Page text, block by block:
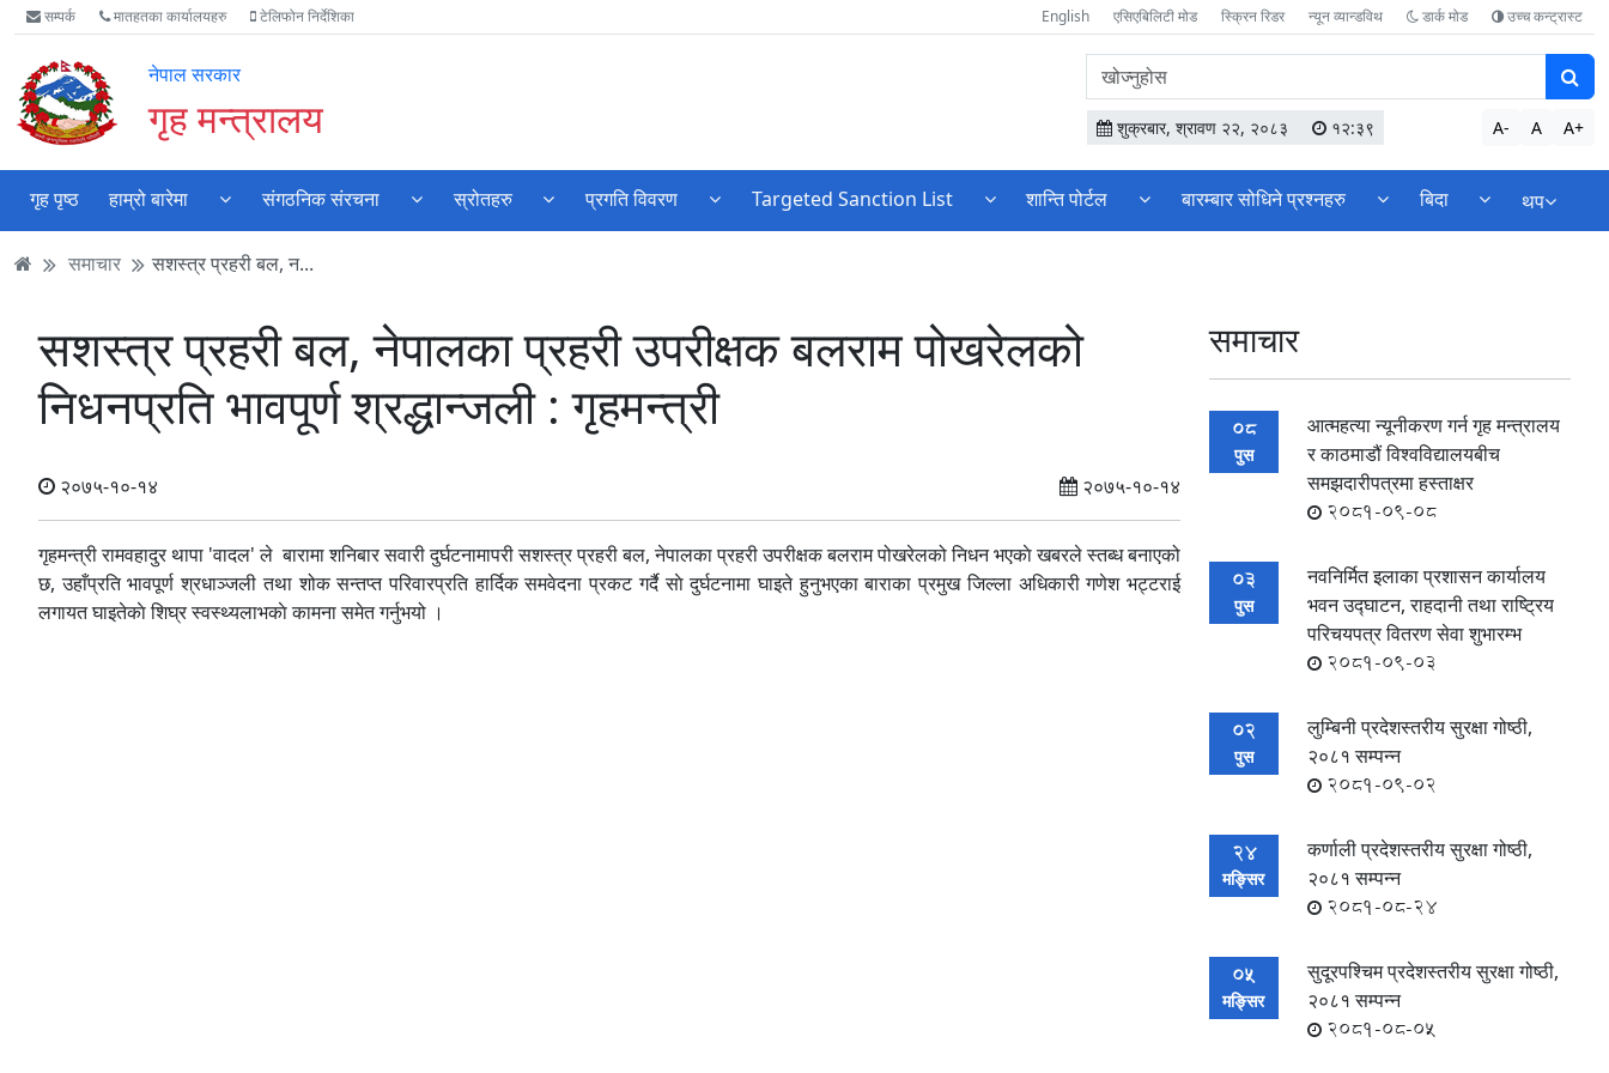
Accessibility
Mode
गर्नुहोस्
मुख्य
सामाग्री
पढ्नुहाेस्
मुख्य
नेभिगेसन
पढ्नुहाेस्
वेबसाइट
खोजमा
जानुहोस्
सम्पर्क मातहतका कार्यालयहरु टेलिफोन निर्देशिका English एसिएबिलिटी मोड स्क्रिन रिडर न्यून व्यान्डविथ डार्क मोड उच्च कन्ट्रास्ट
नेपाल सरकार
गृह मन्त्रालय
वेबसाइटमा
सामग्री
खोज्नुहोस
शुक्रबार, श्रावण २२, २०८३ १२:३९ A- A A+
गृह पृष्ठ हाम्रो बारेमा संगठनिक संरचना स्रोतहरु प्रगति विवरण Targeted Sanction List शान्ति पोर्टल बारम्बार सोधिने प्रश्नहरु बिदा थप
समाचार सशस्त्र प्रहरी बल, न...
सशस्त्र प्रहरी बल, नेपालका प्रहरी उपरीक्षक बलराम पोखरेलको
निधनप्रति भावपूर्ण श्रद्धान्जली : गृहमन्त्री
२०७५-१०-१४ २०७५-१०-१४
गृहमन्त्री रामवहादुर थापा 'वादल' ले बारामा शनिबार सवारी दुर्घटनामापरी सशस्त्र प्रहरी बल, नेपालका प्रहरी उपरीक्षक बलराम पोखरेलको निधन भएकाे खबरले स्तब्ध बनाएको
छ, उहाँप्रति भावपूर्ण श्रधाञ्जली तथा शोक सन्तप्त परिवारप्रति हार्दिक समवेदना प्रकट गर्दै साे दुर्घटनामा घाइते हुनुभएका बाराका प्रमुख जिल्ला अधिकारी गणेश भट्टराई
लगायत घाइतेकाे शिघ्र स्वस्थ्यलाभकाे कामना समेत गर्नुभयो ।
समाचार
08
पुस
आत्महत्या न्यूनीकरण गर्न गृह मन्त्रालय
र काठमाडौं विश्वविद्यालयबीच
समझदारीपत्रमा हस्ताक्षर
2081-09-08
03
पुस
नवनिर्मित इलाका प्रशासन कार्यालय
भवन उद्घाटन, राहदानी तथा राष्ट्रिय
परिचयपत्र वितरण सेवा शुभारम्भ
2081-09-03
02
पुस
लुम्बिनी प्रदेशस्तरीय सुरक्षा गोष्ठी,
२०८१ सम्पन्न
2081-09-02
24
मङ्सिर
कर्णाली प्रदेशस्तरीय सुरक्षा गोष्ठी,
२०८१ सम्पन्न
2081-08-24
05
मङ्सिर
सुदूरपश्चिम प्रदेशस्तरीय सुरक्षा गोष्ठी,
२०८१ सम्पन्न
2081-08-05